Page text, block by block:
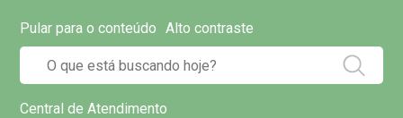
Pular para o conteúdo Alto contraste
Central de Atendimento